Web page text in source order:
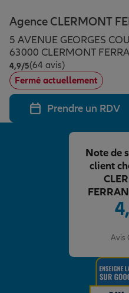
Assurance animal de
Protection juridique
Plan épargne retraite
Assurance vie
Placements financiers
Investissements
Vos projets
Partir en vacances
Déménager
Changer de voiture
Préparer l’avenir
Conseil assurance
Agence CLERMONT
5 AVENUE GEORGES
63000 CLERMONT
4,9/5Note de 4.9 sur 5
(64 avis)
Fermé actuellement
Prendre un RDV
Avis
Note de
client